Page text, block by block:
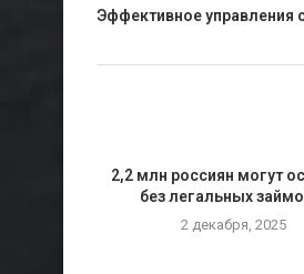
Эффективное управления
2,2 млн россиян могут
без легальных
2 декабря, 2025